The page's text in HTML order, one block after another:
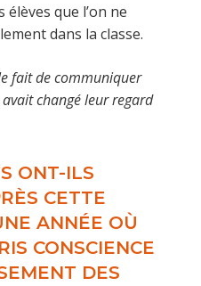
que l’on ne
dans la classe.
fait de communiquer
changé leur regard
ONT-ILS
CETTE
ANNÉE OÙ
CONSCIENCE
DES